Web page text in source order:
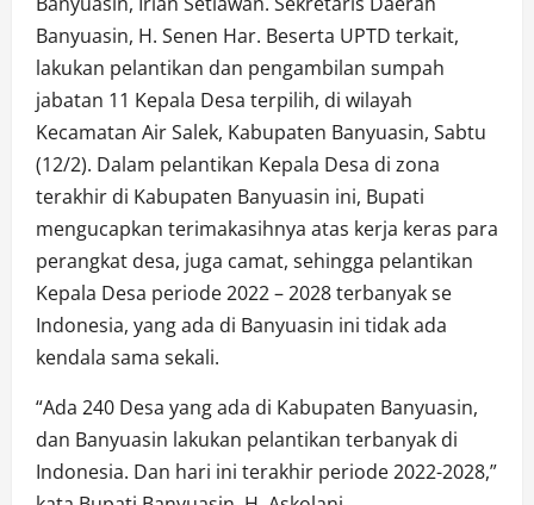
Banyuasin, H. Senen Har. Beserta UPTD terkait,
lakukan pelantikan dan pengambilan sumpah
jabatan 11 Kepala Desa terpilih, di wilayah
Kecamatan Air Salek, Kabupaten Banyuasin, Sabtu
(12/2). Dalam pelantikan Kepala Desa di zona
terakhir di Kabupaten Banyuasin ini, Bupati
mengucapkan terimakasihnya atas kerja keras para
perangkat desa, juga camat, sehingga pelantikan
Kepala Desa periode 2022 – 2028 terbanyak se
Indonesia, yang ada di Banyuasin ini tidak ada
kendala sama sekali.
“Ada 240 Desa yang ada di Kabupaten Banyuasin,
dan Banyuasin lakukan pelantikan terbanyak di
Indonesia. Dan hari ini terakhir periode 2022-2028,”